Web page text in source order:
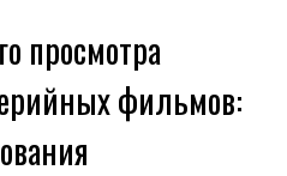
просмотра
фильмов: